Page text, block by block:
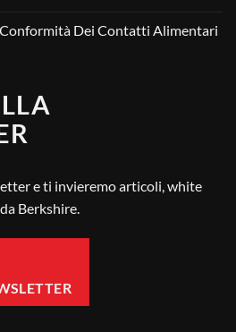
Conformità Dei Contatti Alimentari
La
e ti invieremo articoli, white
Berkshire.